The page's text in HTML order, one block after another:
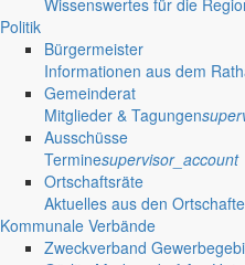
Wissenswertes für die
Politik
Bürgermeister
Informationen aus dem
Gemeinderat
Mitglieder & Tagungen
Ausschüsse
Terminesupervisor_account
Ortschaftsräte
Aktuelles aus den
Kommunale Verbände
Zweckverband